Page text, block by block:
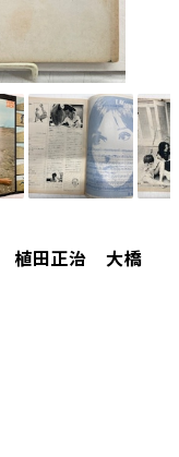
植田正治 大橋